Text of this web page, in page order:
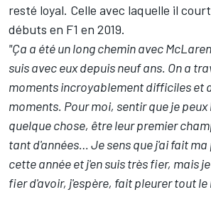
resté loyal. Celle avec laquelle il
débuts en F1 en 2019.
"Ça a été un long chemin avec
suis avec eux depuis neuf ans. On a
moments incroyablement difficiles et
moments. Pour moi, sentir que je
quelque chose, être leur premier
tant d'années… Je sens que j'ai fait
cette année et j'en suis très fier, mais
fier d'avoir, j'espère, fait pleurer tout le